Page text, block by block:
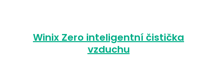
Winix Zero inteligentní čistička
vzduchu